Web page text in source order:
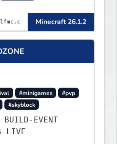
Minecraft 26.1.2
#minigames
#pvp
#skyblock
LIVE